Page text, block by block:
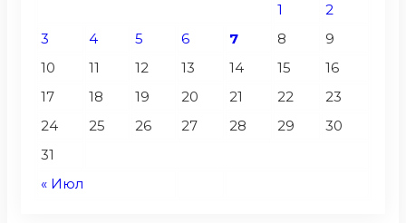
« Июл
1
2
3
4 5 6 7 8
9
10
11 12 13 14 15
16
17
18 19 20 21 22
23
24
25 26 27 28 29
30
31